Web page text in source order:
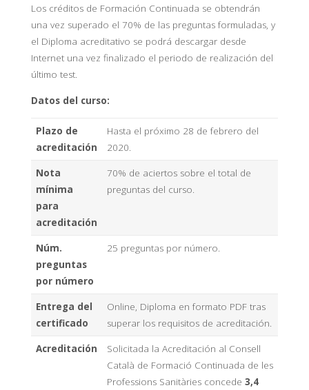
Los créditos de Formación Continuada se obtendrán
una vez superado el 70% de las preguntas formuladas, y
el Diploma acreditativo se podrá descargar desde
Internet una vez finalizado el periodo de realización del
último test.
Datos del curso:
Plazo de
acreditación
Hasta el próximo 28 de febrero del
2020.
Nota
mínima
para
acreditación
70% de aciertos sobre el total de
preguntas del curso.
Núm.
preguntas
por número
25 preguntas por número.
Entrega del
certificado
Online, Diploma en formato PDF tras
superar los requisitos de acreditación.
Acreditación
Solicitada la Acreditación al Consell
Català de Formació Continuada de les
Professions Sanitàries concede 3,4